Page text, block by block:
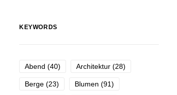
KEYWORDS
Abend (40) Architektur (28)
Berge (23) Blumen (91)